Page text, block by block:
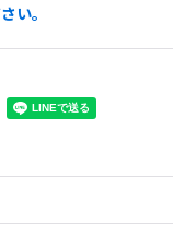
い。